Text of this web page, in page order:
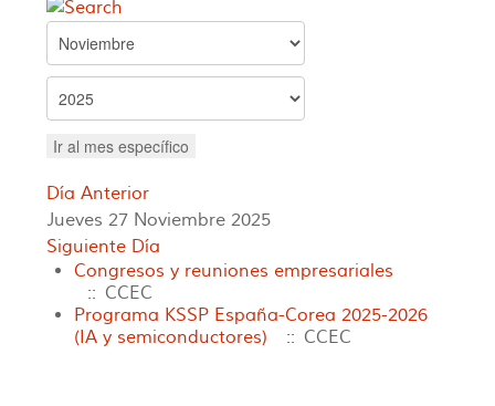
Ir al mes específico
Día Anterior
Jueves 27 Noviembre 2025
Siguiente Día
Congresos y reuniones empresariales
:: CCEC
Programa KSSP España-Corea 2025-2026
(IA y semiconductores)
:: CCEC